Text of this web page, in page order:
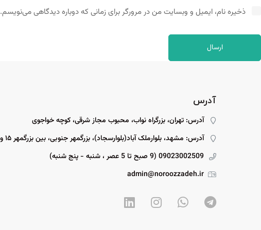
ذخیره نام، ایمیل و وبسایت من در مرورگر برای زمانی که دوباره دیدگاهی می‌نویسم.
آدرس
آدرس: تهران، بزرگراه نواب، محبوب مجاز شرقی، کوچه خواجوی
آدرس: مشهد، بلوارملک آباد(بلوارسجاد)، بزرگمهر جنوبی، بین بزرگمهر ۱۵ و ۱۷، پلاک ۲۴۳/۲
09023002509 (9 صبح تا 5 عصر ، شنبه - پنج شنبه)
admin@noroozzadeh.ir